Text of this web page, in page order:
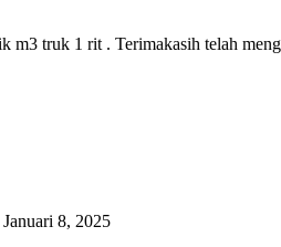
m3 truk 1 rit . Terimakasih telah
8, 2025